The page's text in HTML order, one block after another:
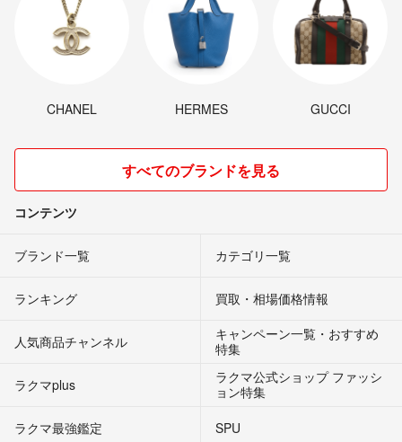
CHANEL HERMES GUCCI
すべてのブランドを見る
コンテンツ
ブランド一覧 カテゴリ一覧
ランキング 買取・相場価格情報
人気商品チャンネル
キャンペーン一覧・おすすめ
特集
ラクマplus
ラクマ公式ショップ ファッシ
ョン特集
ラクマ最強鑑定
SPU